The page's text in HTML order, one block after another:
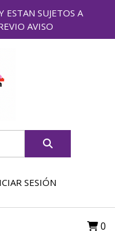
ESTAN SUJETOS A
AVISO
SESIÓN
0